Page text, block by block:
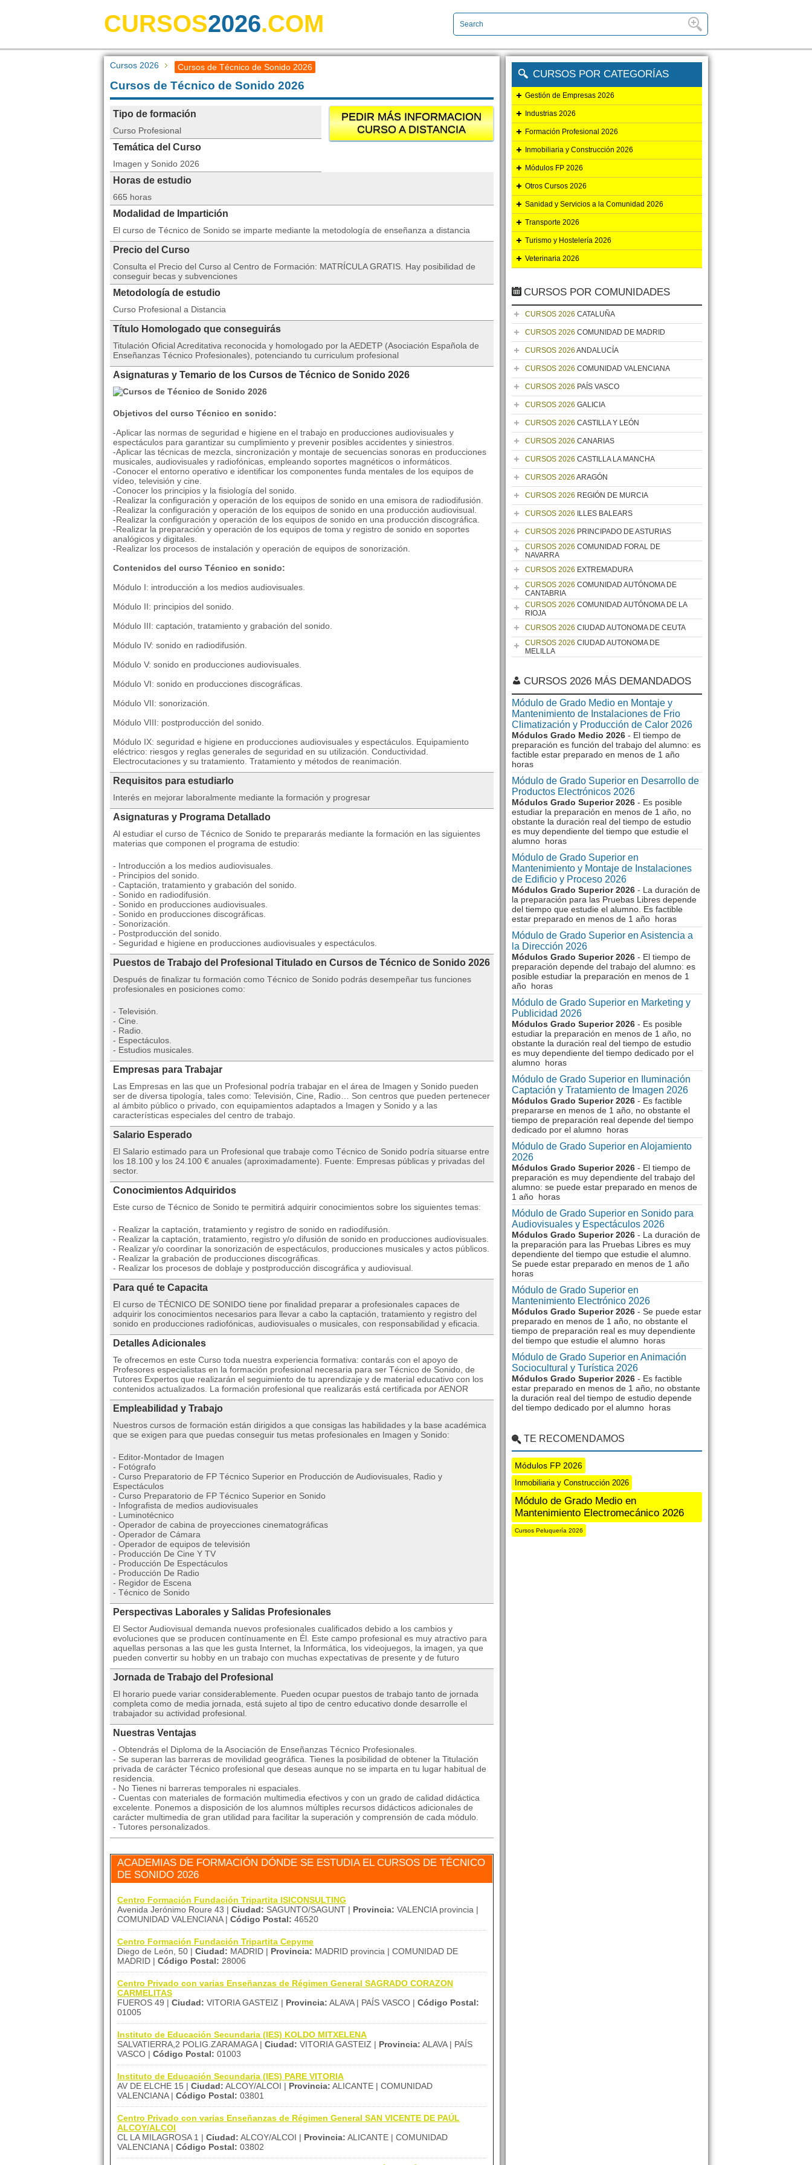
CURSOS2026.COM
Cursos 2026 Cursos de Técnico de Sonido 2026
Cursos de Técnico de Sonido 2026
PEDIR MÁS INFORMACION
CURSO A DISTANCIA
Tipo de formación
Curso Profesional
Temática del Curso
Imagen y Sonido 2026
Horas de estudio
665 horas
Modalidad de Impartición
El curso de Técnico de Sonido se imparte mediante la metodología de enseñanza a distancia
Precio del Curso
Consulta el Precio del Curso al Centro de Formación: MATRÍCULA GRATIS. Hay posibilidad de
conseguir becas y subvenciones
Metodología de estudio
Curso Profesional a Distancia
Título Homologado que conseguirás
Titulación Oficial Acreditativa reconocida y homologado por la AEDETP (Asociación Española de
Enseñanzas Técnico Profesionales), potenciando tu curriculum profesional
Asignaturas y Temario de los Cursos de Técnico de Sonido 2026
Objetivos del curso Técnico en sonido:
-Aplicar las normas de seguridad e higiene en el trabajo en producciones audiovisuales y
espectáculos para garantizar su cumplimiento y prevenir posibles accidentes y siniestros.
-Aplicar las técnicas de mezcla, sincronización y montaje de secuencias sonoras en producciones
musicales, audiovisuales y radiofónicas, empleando soportes magnéticos o informáticos.
-Conocer el entorno operativo e identificar los componentes funda mentales de los equipos de
vídeo, televisión y cine.
-Conocer los principios y la fisiología del sonido.
-Realizar la configuración y operación de los equipos de sonido en una emisora de radiodifusión.
-Realizar la configuración y operación de los equipos de sonido en una producción audiovisual.
-Realizar la configuración y operación de los equipos de sonido en una producción discográfica.
-Realizar la preparación y operación de los equipos de toma y registro de sonido en soportes
analógicos y digitales.
-Realizar los procesos de instalación y operación de equipos de sonorización.
Contenidos del curso Técnico en sonido:
Módulo I: introducción a los medios audiovisuales.
Módulo II: principios del sonido.
Módulo III: captación, tratamiento y grabación del sonido.
Módulo IV: sonido en radiodifusión.
Módulo V: sonido en producciones audiovisuales.
Módulo VI: sonido en producciones discográficas.
Módulo VII: sonorización.
Módulo VIII: postproducción del sonido.
Módulo IX: seguridad e higiene en producciones audiovisuales y espectáculos. Equipamiento
eléctrico: riesgos y reglas generales de seguridad en su utilización. Conductividad.
Electrocutaciones y su tratamiento. Tratamiento y métodos de reanimación.
Requisitos para estudiarlo
Interés en mejorar laboralmente mediante la formación y progresar
Asignaturas y Programa Detallado
Al estudiar el curso de Técnico de Sonido te prepararás mediante la formación en las siguientes
materias que componen el programa de estudio:
- Introducción a los medios audiovisuales.
- Principios del sonido.
- Captación, tratamiento y grabación del sonido.
- Sonido en radiodifusión.
- Sonido en producciones audiovisuales.
- Sonido en producciones discográficas.
- Sonorización.
- Postproducción del sonido.
- Seguridad e higiene en producciones audiovisuales y espectáculos.
Puestos de Trabajo del Profesional Titulado en Cursos de Técnico de Sonido 2026
Después de finalizar tu formación como Técnico de Sonido podrás desempeñar tus funciones
profesionales en posiciones como:
- Televisión.
- Cine.
- Radio.
- Espectáculos.
- Estudios musicales.
Empresas para Trabajar
Las Empresas en las que un Profesional podría trabajar en el área de Imagen y Sonido pueden
ser de diversa tipología, tales como: Televisión, Cine, Radio… Son centros que pueden pertenecer
al ámbito público o privado, con equipamientos adaptados a Imagen y Sonido y a las
características especiales del centro de trabajo.
Salario Esperado
El Salario estimado para un Profesional que trabaje como Técnico de Sonido podría situarse entre
los 18.100 y los 24.100 € anuales (aproximadamente). Fuente: Empresas públicas y privadas del
sector.
Conocimientos Adquiridos
Este curso de Técnico de Sonido te permitirá adquirir conocimientos sobre los siguientes temas:
- Realizar la captación, tratamiento y registro de sonido en radiodifusión.
- Realizar la captación, tratamiento, registro y/o difusión de sonido en producciones audiovisuales.
- Realizar y/o coordinar la sonorización de espectáculos, producciones musicales y actos públicos.
- Realizar la grabación de producciones discográficas.
- Realizar los procesos de doblaje y postproducción discográfica y audiovisual.
Para qué te Capacita
El curso de TÉCNICO DE SONIDO tiene por finalidad preparar a profesionales capaces de
adquirir los conocimientos necesarios para llevar a cabo la captación, tratamiento y registro del
sonido en producciones radiofónicas, audiovisuales o musicales, con responsabilidad y eficacia.
Detalles Adicionales
Te ofrecemos en este Curso toda nuestra experiencia formativa: contarás con el apoyo de
Profesores especialistas en la formación profesional necesaria para ser Técnico de Sonido, de
Tutores Expertos que realizarán el seguimiento de tu aprendizaje y de material educativo con los
contenidos actualizados. La formación profesional que realizarás está certificada por AENOR
Empleabilidad y Trabajo
Nuestros cursos de formación están dirigidos a que consigas las habilidades y la base académica
que se exigen para que puedas conseguir tus metas profesionales en Imagen y Sonido:
- Editor-Montador de Imagen
- Fotógrafo
- Curso Preparatorio de FP Técnico Superior en Producción de Audiovisuales, Radio y
Espectáculos
- Curso Preparatorio de FP Técnico Superior en Sonido
- Infografista de medios audiovisuales
- Luminotécnico
- Operador de cabina de proyecciones cinematográficas
- Operador de Cámara
- Operador de equipos de televisión
- Producción De Cine Y TV
- Producción De Espectáculos
- Producción De Radio
- Regidor de Escena
- Técnico de Sonido
Perspectivas Laborales y Salidas Profesionales
El Sector Audiovisual demanda nuevos profesionales cualificados debido a los cambios y
evoluciones que se producen contí­nuamente en Él. Este campo profesional es muy atractivo para
aquellas personas a las que les gusta Internet, la Informática, los videojuegos, la imagen, ya que
pueden convertir su hobby en un trabajo con muchas expectativas de presente y de futuro
Jornada de Trabajo del Profesional
El horario puede variar considerablemente. Pueden ocupar puestos de trabajo tanto de jornada
completa como de media jornada, está sujeto al tipo de centro educativo donde desarrolle el
trabajador su actividad profesional.
Nuestras Ventajas
- Obtendrás el Diploma de la Asociación de Enseñanzas Técnico Profesionales.
- Se superan las barreras de movilidad geográfica. Tienes la posibilidad de obtener la Titulación
privada de carácter Técnico profesional que deseas aunque no se imparta en tu lugar habitual de
residencia.
- No Tienes ni barreras temporales ni espaciales.
- Cuentas con materiales de formación multimedia efectivos y con un grado de calidad didáctica
excelente. Ponemos a disposición de los alumnos múltiples recursos didácticos adicionales de
carácter multimedia de gran utilidad para facilitar la superación y comprensión de cada módulo.
- Tutores personalizados.
ACADEMIAS DE FORMACIÓN DÓNDE SE ESTUDIA EL CURSOS DE TÉCNICO
DE SONIDO 2026
Centro Formación Fundación Tripartita ISICONSULTING
Avenida Jerónimo Roure 43 | Ciudad: SAGUNTO/SAGUNT | Provincia: VALENCIA provincia |
COMUNIDAD VALENCIANA | Código Postal: 46520
Centro Formación Fundación Tripartita Cepyme
Diego de León, 50 | Ciudad: MADRID | Provincia: MADRID provincia | COMUNIDAD DE
MADRID | Código Postal: 28006
Centro Privado con varias Enseñanzas de Régimen General SAGRADO CORAZON
CARMELITAS
FUEROS 49 | Ciudad: VITORIA GASTEIZ | Provincia: ALAVA | PAÍS VASCO | Código Postal:
01005
Instituto de Educación Secundaria (IES) KOLDO MITXELENA
SALVATIERRA,2 POLIG.ZARAMAGA | Ciudad: VITORIA GASTEIZ | Provincia: ALAVA | PAÍS
VASCO | Código Postal: 01003
Instituto de Educación Secundaria (IES) PARE VITORIA
AV DE ELCHE 15 | Ciudad: ALCOY/ALCOI | Provincia: ALICANTE | COMUNIDAD
VALENCIANA | Código Postal: 03801
Centro Privado con varias Enseñanzas de Régimen General SAN VICENTE DE PAÚL
ALCOY/ALCOI
CL LA MILAGROSA 1 | Ciudad: ALCOY/ALCOI | Provincia: ALICANTE | COMUNIDAD
VALENCIANA | Código Postal: 03802
CURSOS POR CATEGORÍAS
Gestión de Empresas 2026
Industrias 2026
Formación Profesional 2026
Inmobiliaria y Construcción 2026
Módulos FP 2026
Otros Cursos 2026
Sanidad y Servicios a la Comunidad 2026
Transporte 2026
Turismo y Hostelería 2026
Veterinaria 2026
CURSOS POR COMUNIDADES
CURSOS 2026 CATALUÑA
CURSOS 2026 COMUNIDAD DE MADRID
CURSOS 2026 ANDALUCÍA
CURSOS 2026 COMUNIDAD VALENCIANA
CURSOS 2026 PAÍS VASCO
CURSOS 2026 GALICIA
CURSOS 2026 CASTILLA Y LEÓN
CURSOS 2026 CANARIAS
CURSOS 2026 CASTILLA LA MANCHA
CURSOS 2026 ARAGÓN
CURSOS 2026 REGIÓN DE MURCIA
CURSOS 2026 ILLES BALEARS
CURSOS 2026 PRINCIPADO DE ASTURIAS
CURSOS 2026 COMUNIDAD FORAL DE
NAVARRA
CURSOS 2026 EXTREMADURA
CURSOS 2026 COMUNIDAD AUTÓNOMA DE
CANTABRIA
CURSOS 2026 COMUNIDAD AUTÓNOMA DE LA
RIOJA
CURSOS 2026 CIUDAD AUTONOMA DE CEUTA
CURSOS 2026 CIUDAD AUTONOMA DE
MELILLA
CURSOS 2026 MÁS DEMANDADOS
Módulo de Grado Medio en Montaje y
Mantenimiento de Instalaciones de Frio
Climatización y Producción de Calor 2026
Módulos Grado Medio 2026 - El tiempo de
preparación es función del trabajo del alumno: es
factible estar preparado en menos de 1 año
horas
Módulo de Grado Superior en Desarrollo de
Productos Electrónicos 2026
Módulos Grado Superior 2026 - Es posible
estudiar la preparación en menos de 1 año, no
obstante la duración real del tiempo de estudio
es muy dependiente del tiempo que estudie el
alumno horas
Módulo de Grado Superior en
Mantenimiento y Montaje de Instalaciones
de Edificio y Proceso 2026
Módulos Grado Superior 2026 - La duración de
la preparación para las Pruebas Libres depende
del tiempo que estudie el alumno. Es factible
estar preparado en menos de 1 año horas
Módulo de Grado Superior en Asistencia a
la Dirección 2026
Módulos Grado Superior 2026 - El tiempo de
preparación depende del trabajo del alumno: es
posible estudiar la preparación en menos de 1
año horas
Módulo de Grado Superior en Marketing y
Publicidad 2026
Módulos Grado Superior 2026 - Es posible
estudiar la preparación en menos de 1 año, no
obstante la duración real del tiempo de estudio
es muy dependiente del tiempo dedicado por el
alumno horas
Módulo de Grado Superior en Iluminación
Captación y Tratamiento de Imagen 2026
Módulos Grado Superior 2026 - Es factible
prepararse en menos de 1 año, no obstante el
tiempo de preparación real depende del tiempo
dedicado por el alumno horas
Módulo de Grado Superior en Alojamiento
2026
Módulos Grado Superior 2026 - El tiempo de
preparación es muy dependiente del trabajo del
alumno: se puede estar preparado en menos de
1 año horas
Módulo de Grado Superior en Sonido para
Audiovisuales y Espectáculos 2026
Módulos Grado Superior 2026 - La duración de
la preparación para las Pruebas Libres es muy
dependiente del tiempo que estudie el alumno.
Se puede estar preparado en menos de 1 año
horas
Módulo de Grado Superior en
Mantenimiento Electrónico 2026
Módulos Grado Superior 2026 - Se puede estar
preparado en menos de 1 año, no obstante el
tiempo de preparación real es muy dependiente
del tiempo que estudie el alumno horas
Módulo de Grado Superior en Animación
Sociocultural y Turística 2026
Módulos Grado Superior 2026 - Es factible
estar preparado en menos de 1 año, no obstante
la duración real del tiempo de estudio depende
del tiempo dedicado por el alumno horas
TE RECOMENDAMOS
Módulos FP 2026
Inmobiliaria y Construcción 2026
Módulo de Grado Medio en
Mantenimiento Electromecánico 2026
Cursos Peluquería 2026